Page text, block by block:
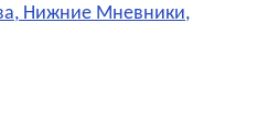
Нижние Мневники,